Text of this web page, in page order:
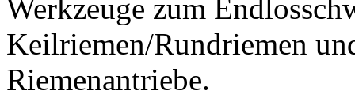
Werkzeuge zum
Keilriemen/Rundriemen
Riemenantriebe.